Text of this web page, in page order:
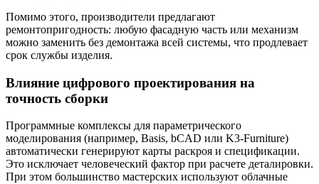
Помимо этого, производители предлагают
ремонтопригодность: любую фасадную часть или механизм
можно заменить без демонтажа всей системы, что продлевает
срок службы изделия.
Влияние цифрового проектирования на
точность сборки
Программные комплексы для параметрического
моделирования (например, Basis, bCAD или K3-Furniture)
автоматически генерируют карты раскроя и спецификации.
Это исключает человеческий фактор при расчете деталировки.
При этом большинство мастерских используют облачные